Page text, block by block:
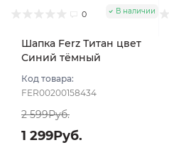
0 В наличии
Шапка Ferz Титан цвет
Синий тёмный
Код товара:
FER00200158434
2 599Руб.
1 299Руб.